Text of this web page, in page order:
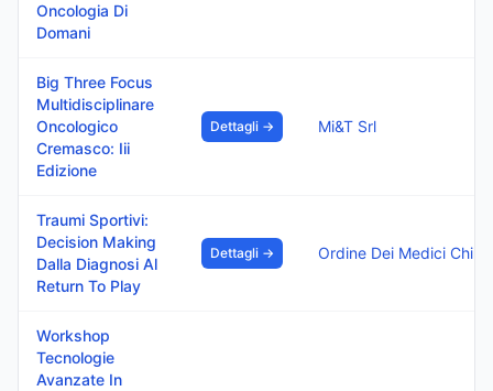
Oncologia Di
Domani
Big Three Focus
Multidisciplinare
Oncologico
Cremasco: Iii
Edizione
Dettagli → Mi&T Srl
Traumi Sportivi:
Decision Making
Dalla Diagnosi Al
Return To Play
Dettagli →
Workshop
Tecnologie
Avanzate In